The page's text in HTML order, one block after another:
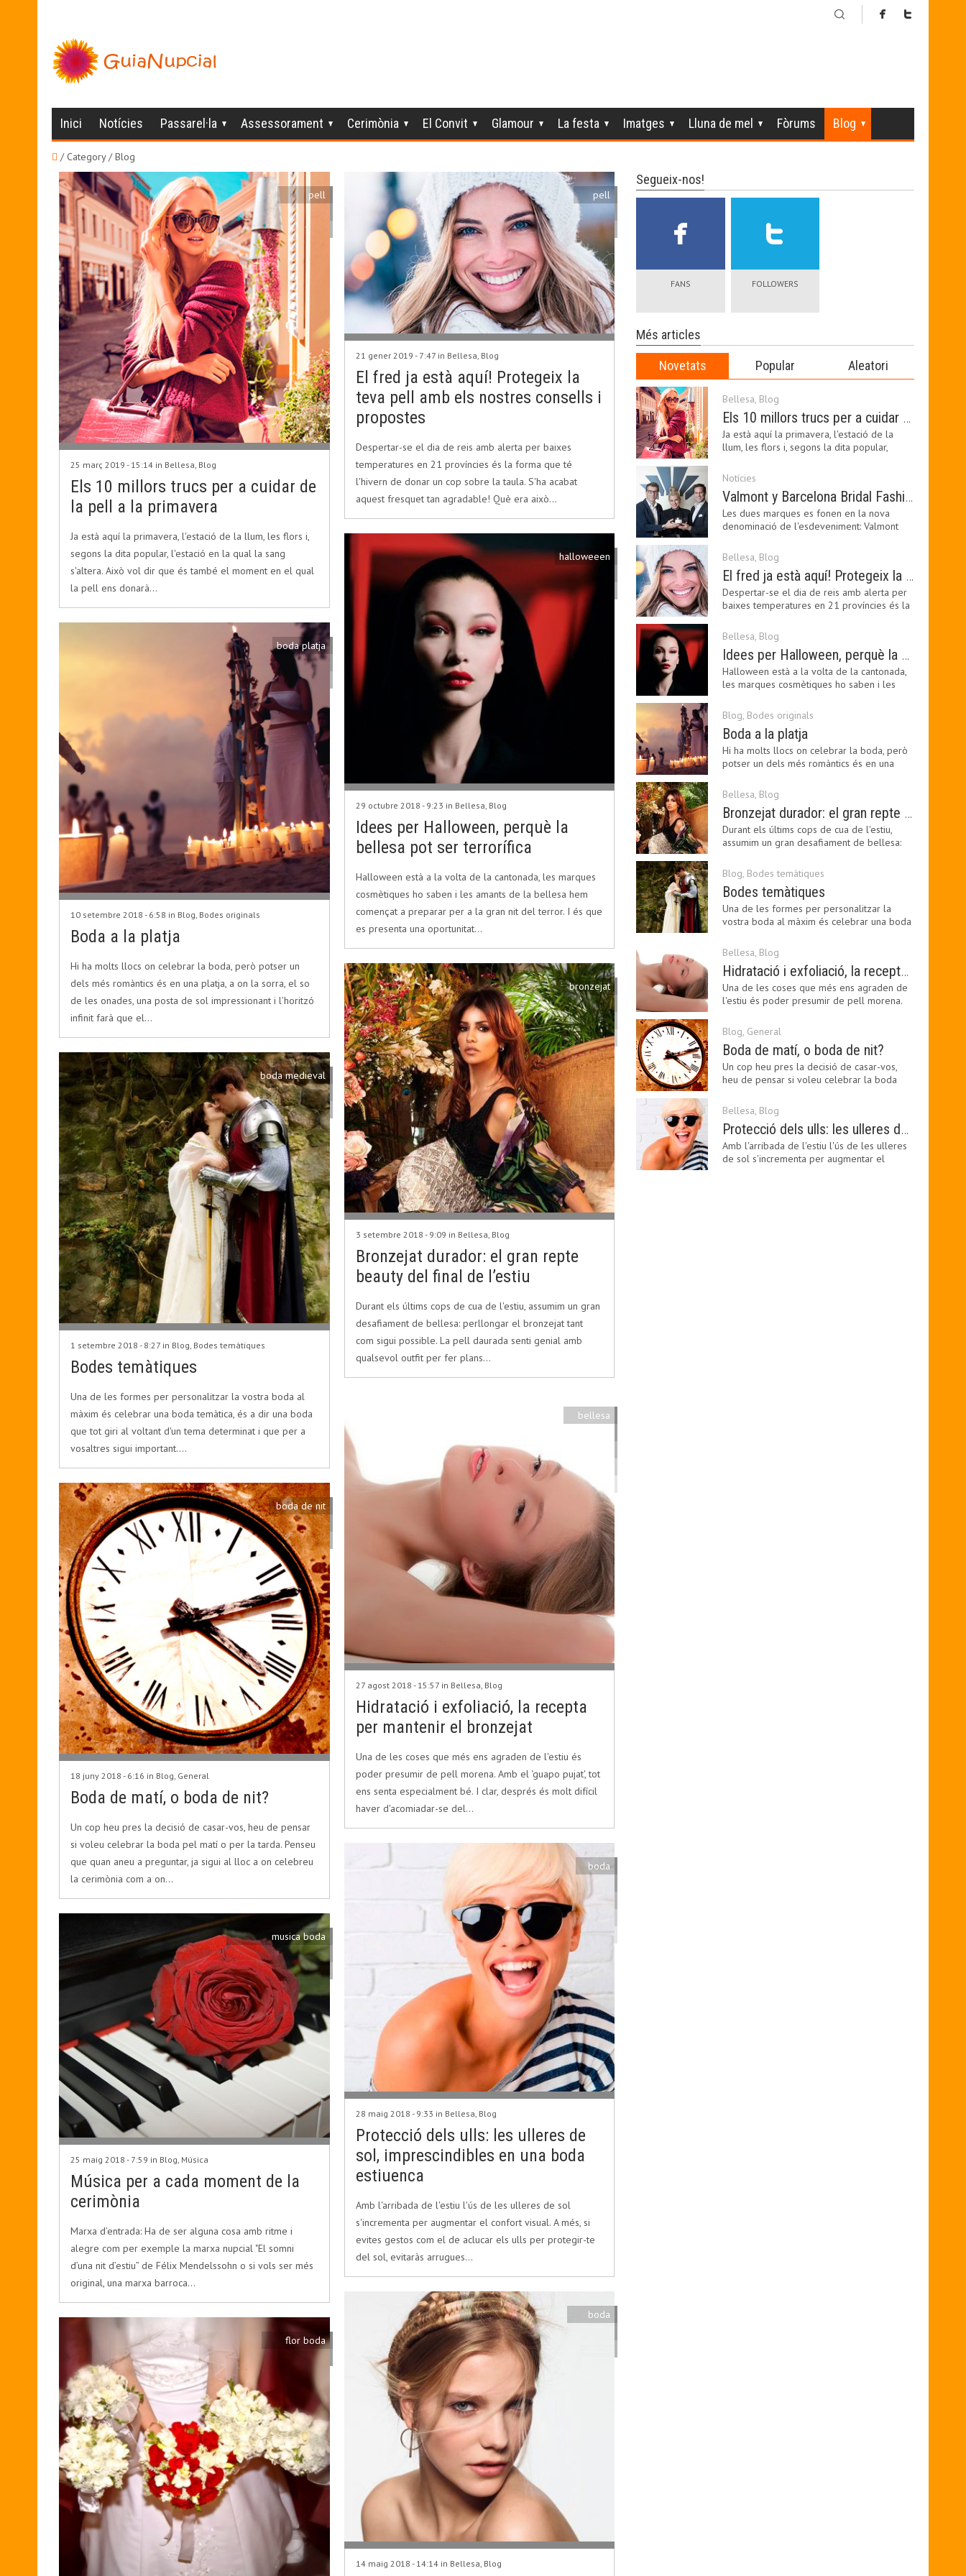
Inici Notícies Passarel·la Assessorament Cerimònia El Convit Glamour La festa Imatges Lluna de mel Fòrums Blog
/ Category / Blog
pell
25 març 2019 - 15:14 in Bellesa Blog
Els 10 millors trucs per a cuidar de
la pell a la primavera
Ja està aquí la primavera, l'estació de la llum, les flors i,
segons la dita popular, l'estació en la qual la sang
s'altera. Això vol dir que és també el moment en el qual
la pell ens donarà…
boda platja
10 setembre 2018 - 6:58 in Blog, Bodes originals
Boda a la platja
Hi ha molts llocs on celebrar la boda, però potser un
dels més romàntics és en una platja, a on la sorra, el so
de les onades, una posta de sol impressionant i l’horitzó
infinit farà que el…
boda medieval
1 setembre 2018 - 8:27 in Blog Bodes temàtiques
Bodes temàtiques
Una de les formes per personalitzar la vostra boda al
màxim és celebrar una boda temàtica, és a dir una boda
que tot giri al voltant d'un tema determinat i que per a
vosaltres sigui important.…
boda de nit
18 juny 2018 - 6:16 in Blog General
Boda de matí, o boda de nit?
Un cop heu pres la decisió de casar-vos, heu de pensar
si voleu celebrar la boda pel matí o per la tarda. Penseu
que quan aneu a preguntar, ja sigui al lloc a on celebreu
la cerimònia com a on…
musica boda
25 maig 2018 - 7:59 in Blog, Música
Música per a cada moment de la
cerimònia
Marxa d’entrada: Ha de ser alguna cosa amb ritme i
alegre com per exemple la marxa nupcial "El somni
d’una nit d’estiu” de Félix Mendelssohn o si vols ser més
original, una marxa barroca…
flor boda
pell
21 gener 2019 - 7:47 in Bellesa, Blog
El fred ja està aquí! Protegeix la
teva pell amb els nostres consells i
propostes
Despertar-se el dia de reis amb alerta per baixes
temperatures en 21 províncies és la forma que té
l'hivern de donar un cop sobre la taula. S'ha acabat
aquest fresquet tan agradable! Què era això…
halloweeen
29 octubre 2018 - 9:23 in Bellesa Blog
Idees per Halloween, perquè la
bellesa pot ser terrorífica
Halloween està a la volta de la cantonada, les marques
cosmètiques ho saben i les amants de la bellesa hem
començat a preparar per a la gran nit del terror. I és que
es presenta una oportunitat…
bronzejat
3 setembre 2018 - 9:09 in Bellesa Blog
Bronzejat durador: el gran repte
beauty del final de l’estiu
Durant els últims cops de cua de l'estiu, assumim un gran
desafiament de bellesa: perllongar el bronzejat tant
com sigui possible. La pell daurada senti genial amb
qualsevol outfit per fer plans…
bellesa
27 agost 2018 - 15:57 in Bellesa Blog
Hidratació i exfoliació, la recepta
per mantenir el bronzejat
Una de les coses que més ens agraden de l'estiu és
poder presumir de pell morena. Amb el 'guapo pujat', tot
ens senta especialment bé. I clar, després és molt difícil
haver d'acomiadar-se del…
boda
28 maig 2018 - 9:33 in Bellesa, Blog
Protecció dels ulls: les ulleres de
sol, imprescindibles en una boda
estiuenca
Amb l'arribada de l'estiu l'ús de les ulleres de sol
s'incrementa per augmentar el confort visual. A més, si
evites gestos com el de aclucar els ulls per protegir-te
del sol, evitaràs arrugues…
boda
14 maig 2018 - 14:14 in Bellesa Blog
Segueix-nos!
FANS FOLLOWERS
Més articles
Novetats Popular Aleatori
Bellesa, Blog
Els 10 millors trucs per a cuidar de la pell a la primavera
Ja està aquí la primavera, l'estació de la
llum, les flors i, segons la dita popular,
Notícies
Valmont y Barcelona Bridal Fashion Week s’uneixen per donar impuls a la creativitat, la innovació i el disseny de la moda nupcial
Les dues marques es fonen en la nova
denominació de l'esdeveniment: Valmont
Bellesa, Blog
El fred ja està aquí! Protegeix la teva pell amb els nostres consells i propostes
Despertar-se el dia de reis amb alerta per
baixes temperatures en 21 províncies és la
Bellesa, Blog
Idees per Halloween, perquè la bellesa pot ser terrorífica
Halloween està a la volta de la cantonada,
les marques cosmètiques ho saben i les
Blog, Bodes originals
Boda a la platja
Hi ha molts llocs on celebrar la boda, però
potser un dels més romàntics és en una
Bellesa, Blog
Bronzejat durador: el gran repte beauty del final de l’estiu
Durant els últims cops de cua de l'estiu,
assumim un gran desafiament de bellesa:
Blog, Bodes temàtiques
Bodes temàtiques
Una de les formes per personalitzar la
vostra boda al màxim és celebrar una boda
Bellesa, Blog
Hidratació i exfoliació, la recepta per mantenir el bronzejat
Una de les coses que més ens agraden de
l'estiu és poder presumir de pell morena.
Blog, General
Boda de matí, o boda de nit?
Un cop heu pres la decisió de casar-vos,
heu de pensar si voleu celebrar la boda
Bellesa, Blog
Protecció dels ulls: les ulleres de sol, imprescindibles en una boda estiuenca
Amb l'arribada de l'estiu l'ús de les ulleres
de sol s'incrementa per augmentar el